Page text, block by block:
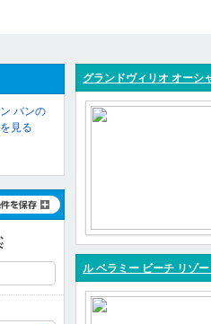
グランドヴィリオ オーシ
ル ベラミー ビーチ リゾ
バンの
見る